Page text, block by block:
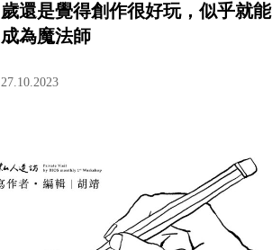
歲還是覺得創作很好玩，似乎就能
成為魔法師
27.10.2023